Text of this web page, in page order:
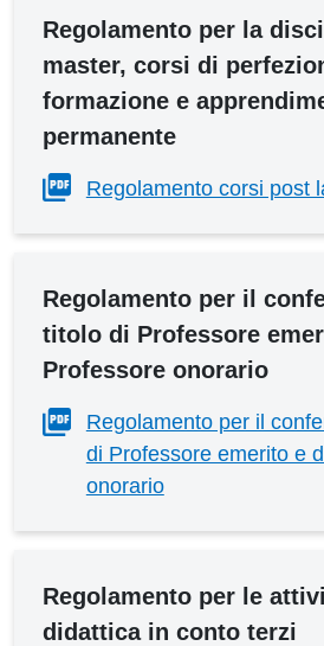
Regolamento per la
master, corsi di
formazione e
permanente
Regolamento corsi post
Regolamento per il
titolo di Professore
Professore onorario
Regolamento per il
di Professore emerito e
onorario
Regolamento per le
didattica in conto terzi